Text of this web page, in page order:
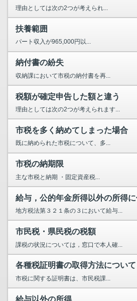
理由としては次の2つが考えられ...
扶養範囲
パート収入が965,000円以...
納付書の紛失
収納課において市税の納付書を再...
税額が確定申告した額と違う
理由としては次の2つが考えられます...
市税を多く納めてしまった場合
既に納められた市税について、多...
市税の納期限
主な市税と納期 ・固定資産税...
給与，公的年金所得以外の所得
地方税法第３２１条の３において給与...
市民税・県民税の税額
課税の状況については，窓口で本人確...
各種税証明書の取得方法について
市税に関する証明書は、市民税課...
給与以外の所得